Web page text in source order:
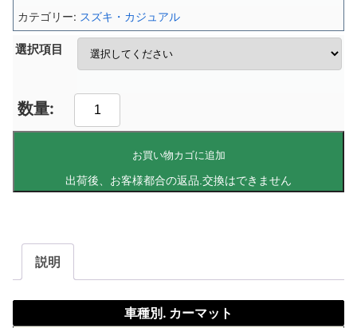
選択項目
お買い物カゴに追加
カテゴリー: スズキ・カジュアル
説明
車種別. カーマット